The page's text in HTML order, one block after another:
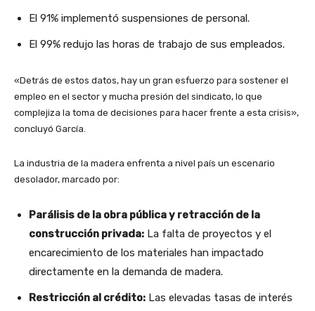
El 91% implementó suspensiones de personal.
El 99% redujo las horas de trabajo de sus empleados.
«Detrás de estos datos, hay un gran esfuerzo para sostener el
empleo en el sector y mucha presión del sindicato, lo que
complejiza la toma de decisiones para hacer frente a esta crisis»,
concluyó García.
La industria de la madera enfrenta a nivel país un escenario
desolador, marcado por:
Parálisis de la obra pública y retracción de la
construcción privada: La falta de proyectos y el
encarecimiento de los materiales han impactado
directamente en la demanda de madera.
Restricción al crédito: Las elevadas tasas de interés